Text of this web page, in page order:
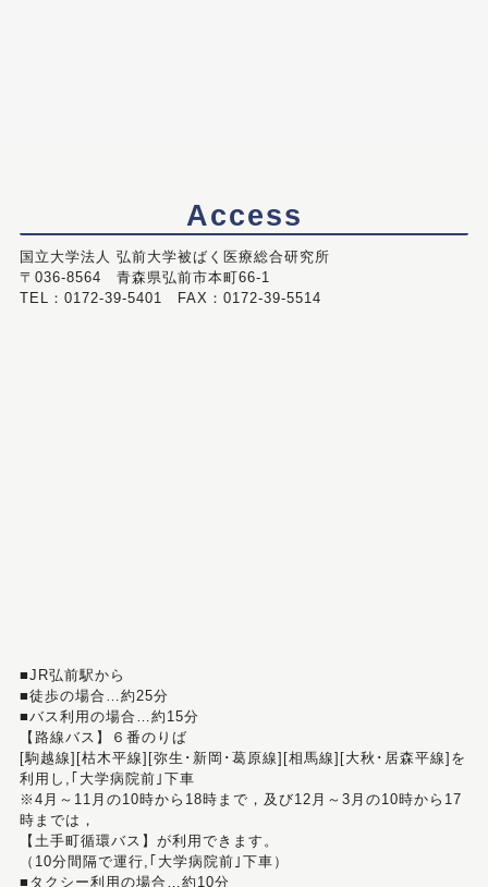
Access
国立大学法人 弘前大学被ばく医療総合研究所
〒036-8564 青森県弘前市本町66-1
TEL：0172-39-5401 FAX：0172-39-5514
■JR弘前駅から
■徒歩の場合…約25分
■バス利用の場合…約15分
【路線バス】６番のりば
[駒越線][枯木平線][弥生･新岡･葛原線][相馬線][大秋･居森平線]を
利用し,｢大学病院前｣下車
※4月～11月の10時から18時まで，及び12月～3月の10時から17
時までは，
【土手町循環バス】が利用できます。
（10分間隔で運行,｢大学病院前｣下車）
■タクシー利用の場合…約10分